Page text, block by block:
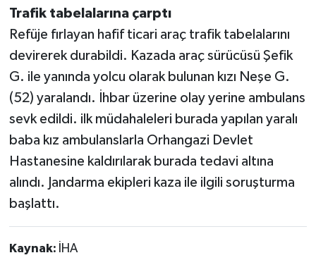
Trafik tabelalarına çarptı
Refüje fırlayan hafif ticari araç trafik tabelalarını
devirerek durabildi. Kazada araç sürücüsü Şefik
G. ile yanında yolcu olarak bulunan kızı Neşe G.
(52) yaralandı. İhbar üzerine olay yerine ambulans
sevk edildi. ilk müdahaleleri burada yapılan yaralı
baba kız ambulanslarla Orhangazi Devlet
Hastanesine kaldırılarak burada tedavi altına
alındı. Jandarma ekipleri kaza ile ilgili soruşturma
başlattı.
Kaynak: İHA